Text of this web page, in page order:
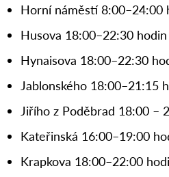
Horní náměstí 8:00–24:00
Husova 18:00–22:30 hodin
Hynaisova 18:00–22:30
Jablonského 18:00–21:15
Jiřího z Poděbrad 18:00 –
Kateřinská 16:00–19:00
Krapkova 18:00–22:00